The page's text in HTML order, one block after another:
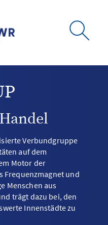
Verbundgruppe
auf dem
Motor der
Frequenzmagnet und
Menschen aus
trägt dazu bei, den
Innenstädte zu